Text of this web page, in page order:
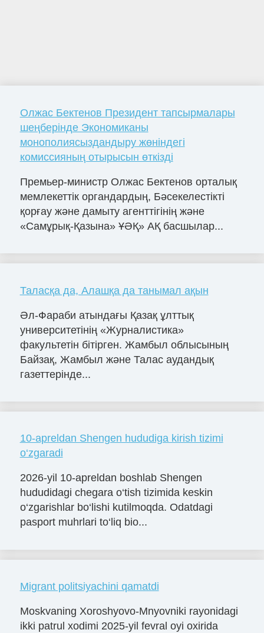
Олжас Бектенов Президент тапсырмалары
шеңберінде Экономиканы
монополиясыздандыру жөніндегі
комиссияның отырысын өткізді
Премьер-министр Олжас Бектенов орталық
мемлекеттік органдардың, Бәсекелестікті
қорғау және дамыту агенттігінің және
«Самұрық-Қазына» ҰӘҚ» АҚ басшылар...
Таласқа да, Алашқа да танымал ақын
Әл-Фараби атындағы Қазақ ұлттық
университетінің «Журналистика»
факультетін бітірген. Жамбыл облысының
Байзақ, Жамбыл және Талас аудандық
газеттерінде...
10-apreldan Shengen hududiga kirish tizimi
o‘zgaradi
2026-yil 10-apreldan boshlab Shengen
hududidagi chegara o‘tish tizimida keskin
o‘zgarishlar bo‘lishi kutilmoqda. Odatdagi
pasport muhrlari to‘liq bio...
Migrant politsiyachini qamatdi
Moskvaning Xoroshyovo-Mnyovniki rayonidagi
ikki patrul xodimi 2025-yil fevral oyi oxirida